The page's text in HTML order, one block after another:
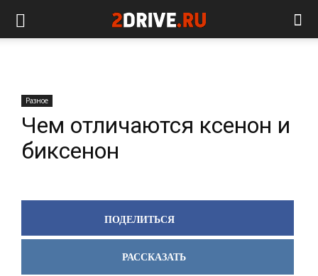
Разное
Чем отличаются ксенон и
биксенон
ПОДЕЛИТЬСЯ
РАССКАЗАТЬ